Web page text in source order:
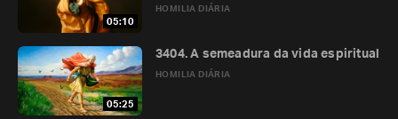
05:10
HOMILIA DIÁRIA
05:25
HOMILIA DIÁRIA
3404. A semeadura da vida espiritual